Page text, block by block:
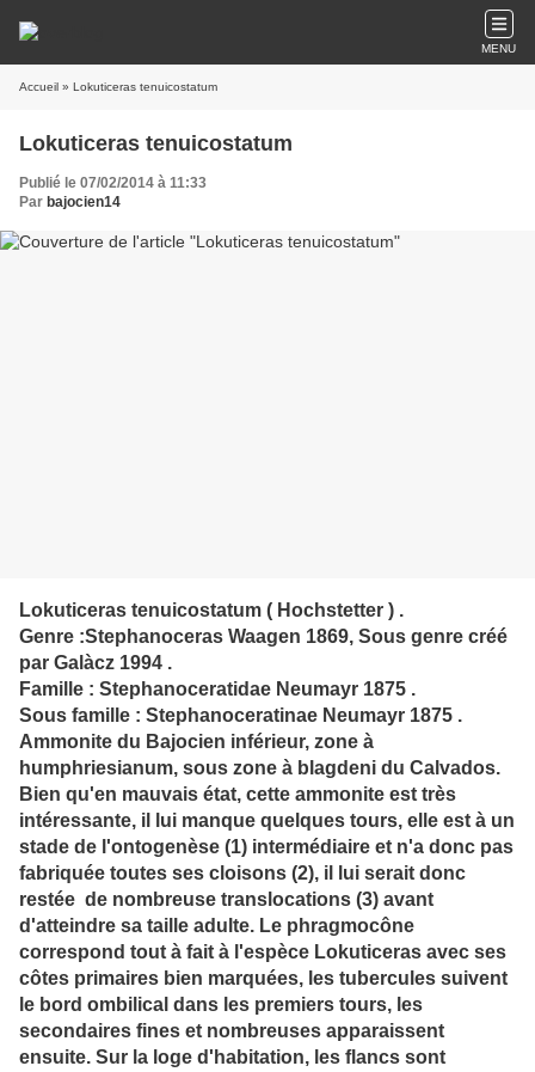
MENU
Accueil » Lokuticeras tenuicostatum
Lokuticeras tenuicostatum
Publié le 07/02/2014 à 11:33
Par bajocien14
Lokuticeras tenuicostatum ( Hochstetter ) .
Genre :Stephanoceras Waagen 1869, Sous genre créé
par Galàcz 1994 .
Famille : Stephanoceratidae Neumayr 1875 .
Sous famille : Stephanoceratinae Neumayr 1875 .
Ammonite du Bajocien inférieur, zone à
humphriesianum, sous zone à blagdeni du Calvados.
Bien qu'en mauvais état, cette ammonite est très
intéressante, il lui manque quelques tours, elle est à un
stade de l'ontogenèse (1) intermédiaire et n'a donc pas
fabriquée toutes ses cloisons (2), il lui serait donc
restée de nombreuse translocations (3) avant
d'atteindre sa taille adulte. Le phragmocône
correspond tout à fait à l'espèce Lokuticeras avec ses
côtes primaires bien marquées, les tubercules suivent
le bord ombilical dans les premiers tours, les
secondaires fines et nombreuses apparaissent
ensuite. Sur la loge d'habitation, les flancs sont